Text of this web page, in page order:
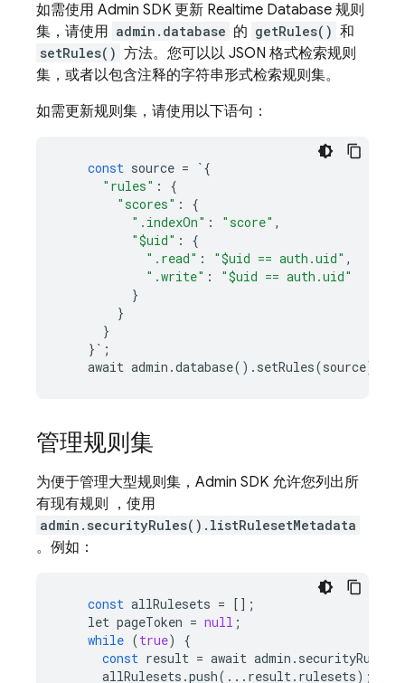
如需使用 Admin SDK 更新 Realtime Database 规则
集，请使用 admin.database 的 getRules() 和
setRules() 方法。您可以以 JSON 格式检索规则
集，或者以包含注释的字符串形式检索规则集。
如需更新规则集，请使用以下语句：
const source = `{
"rules" :
{
"scores" :
{
".indexOn" : "score" ,
"$uid" :
{
".read" : "$uid == auth.uid" ,
".write" :
"$uid == auth.uid"
}
}
}
} ` ;
await admin .database() . setRules(source);
管理规则集
为便于管理大型规则集， Admin SDK 允许您列出所
有现有规则 ，使用
admin.securityRules().listRulesetMetadata
。例如：
const allRulesets = [];
let pageToken = null ;
while (true)
{
const result = await admin . securityRules
allRulesets .push( ... result. rulesets);